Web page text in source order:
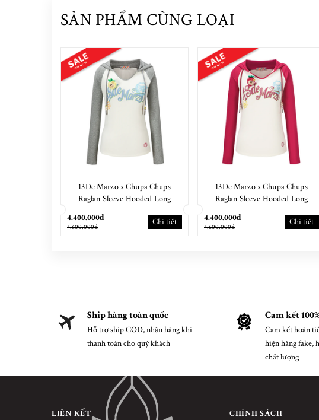
SẢN PHẨM CÙNG LOẠI
13De Marzo x Chupa Chups
Raglan Sleeve Hooded Long
4.400.000₫
4.600.000₫ Chi tiết
13De Marzo x Chupa Chups
Raglan Sleeve Hooded Long
4.400.000₫
4.600.000₫ Chi tiết
Ship hàng toàn quốc
Hỗ trợ ship COD, nhận hàng khi
thanh toán cho quý khách
Cam kết
Cam kết hoàn
hiện hàng fake,
chất lượng
LIÊN KẾT CHÍNH SÁCH